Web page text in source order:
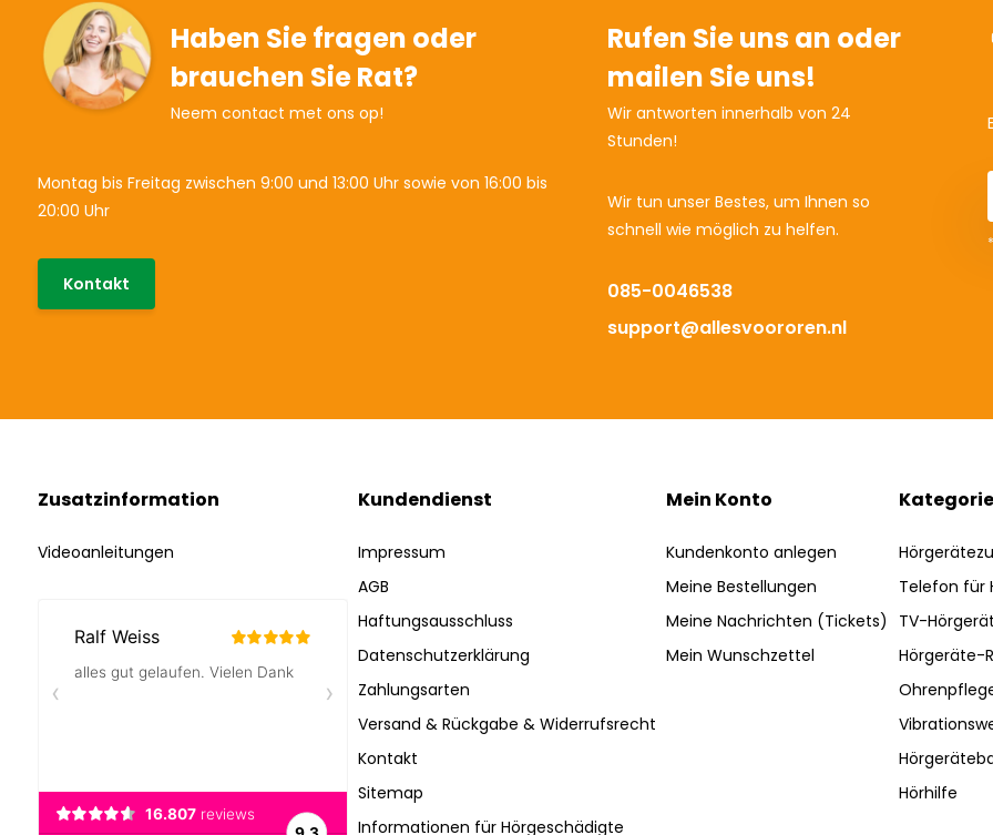
Haben Sie fragen oder
brauchen Sie Rat?
Neem contact met ons op!
Montag bis Freitag zwischen 9:00 und 13:00 Uhr sowie von 16:00 bis
20:00 Uhr
Kontakt
Rufen Sie uns an oder
mailen Sie uns!
Wir antworten innerhalb von 24
Stunden!
Wir tun unser Bestes, um Ihnen so
schnell wie möglich zu helfen.
085-0046538
support@allesvoororen.nl
Zusatzinformation
Videoanleitungen
Kundendienst
Impressum
AGB
Haftungsausschluss
Datenschutzerklärung
Zahlungsarten
Versand & Rückgabe & Widerrufsrecht
Kontakt
Sitemap
Informationen für Hörgeschädigte
Mein Konto
Kundenkonto anlegen
Meine Bestellungen
Meine Nachrichten (Tickets)
Mein Wunschzettel
Telefon für
TV-
Hörgeräte-
Hörhilfe